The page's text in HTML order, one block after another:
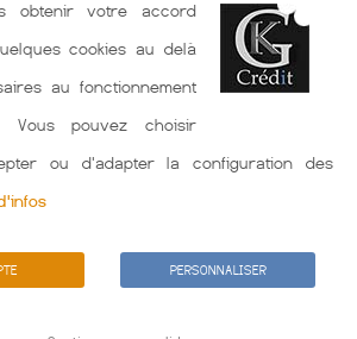
bancaires. Meilleur Taux hors
immobilier indicatif fonction des
obtenir votre accord
cookies au delà
au fonctionnement
Vous pouvez choisir
ou d'adapter la configuration des
PERSONNALISER